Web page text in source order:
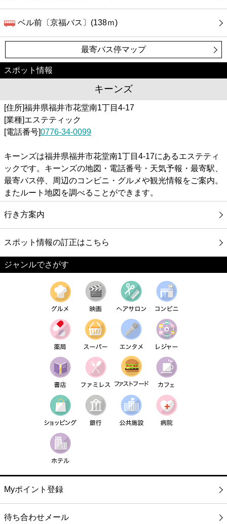
ベル前〔京福バス〕(138ｍ)
最寄バス停マップ
スポット情報
キーンズ
[住所]福井県福井市花堂南1丁目4-17
[業種]エステティック
[電話番号]0776-34-0099
キーンズは福井県福井市花堂南1丁目4-17にあるエステティ
ックです。キーンズの地図・電話番号・天気予報・最寄駅、
最寄バス停、周辺のコンビニ・グルメや観光情報をご案内。
またルート地図を調べることができます。
行き方案内
スポット情報の訂正はこちら
ジャンルでさがす
Myポイント登録
待ち合わせメール